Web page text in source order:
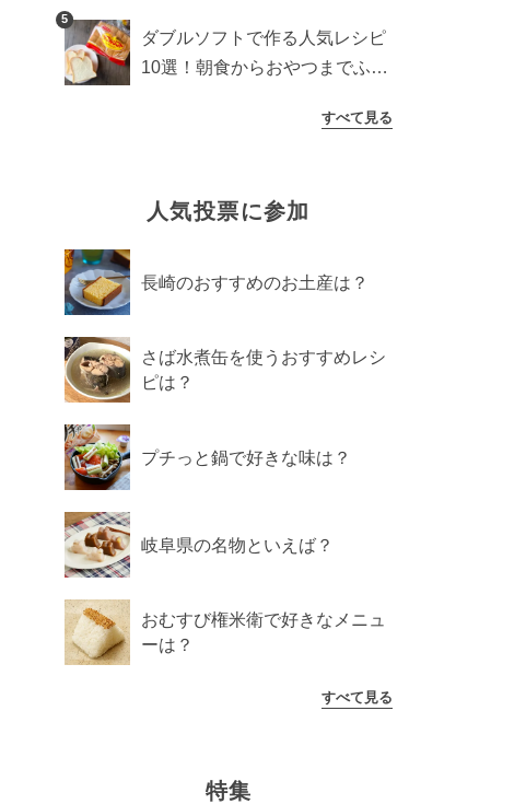
5
ダブルソフトで作る人気レシピ
10選！朝食からおやつまでふん
すべて見る
人気投票に参加
長崎のおすすめのお土産は？
さば水煮缶を使うおすすめレシ
ピは？
プチっと鍋で好きな味は？
岐阜県の名物といえば？
おむすび権米衛で好きなメニュ
ーは？
すべて見る
特集